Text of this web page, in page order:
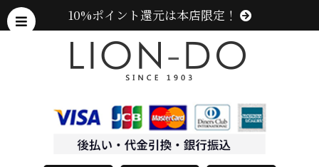
10%ポイント還元は本店限定！